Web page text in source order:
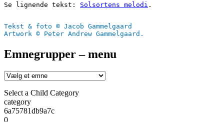
Se lignende tekst: Solsortens melodi .
Tekst & foto © Jacob Gammelgaard
Artwork © Peter Andrew Gammelgaard.
Emnegrupper – menu
Select a Child Category
category
6a75781db9a7c
0